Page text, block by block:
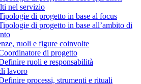
nel servizio
di progetto in base al focus
di progetto in base all’ambito di
ruoli e figure coinvolte
di progetto
ruoli e responsabilità
lavoro
processi, strumenti e rituali